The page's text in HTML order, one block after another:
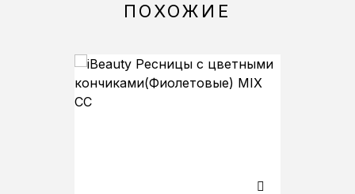
ПОХОЖИЕ